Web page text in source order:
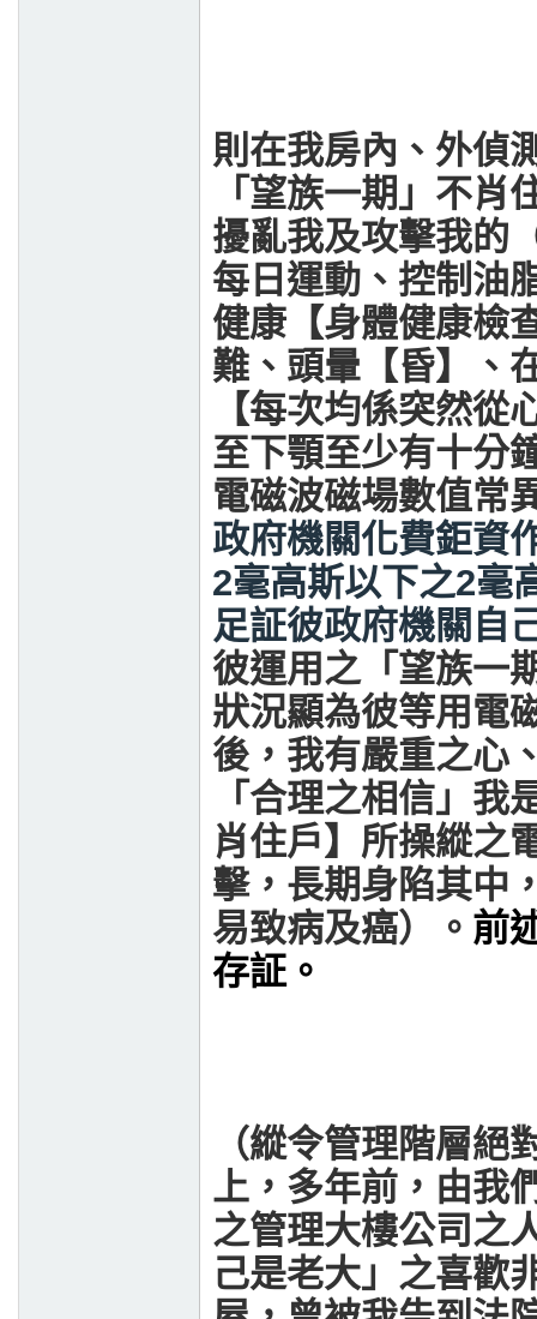
則在我房內、外偵
「望族一期」不
擾亂我及攻擊我的
每日運動、控制油
健康【身體健康檢
難、頭暈【昏】、
【每次均係突然
至下顎至少有十分
電磁波磁場數值常
政府機關化費鉅資
2毫高斯以下之2毫
足証彼政府機關自
彼運用之「望族一
狀況顯為彼等用電
後，我有嚴重之心
「合理之相信」
肖住戶】所操縱之
擊，長期身陷其中
易致病及癌）。 前
存証。
（縱令管理階層
上，多年前，由我
之管理大樓公司之
己是老大」之喜歡